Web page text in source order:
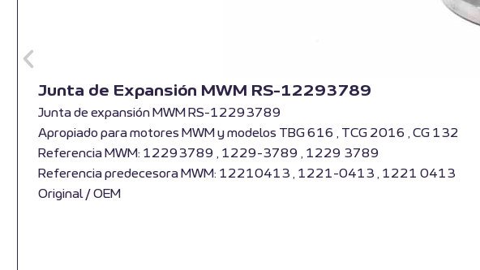
Junta de Expansión MWM RS-12293789
Junta de expansión MWM RS-12293789
Apropiado para motores MWM y modelos TBG 616 , TCG 2016 , CG 132
Referencia MWM: 12293789 , 1229-3789 , 1229 3789
Referencia predecesora MWM: 12210413 , 1221-0413 , 1221 0413
Original / OEM